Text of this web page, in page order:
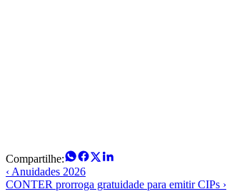
Compartilhe:
‹ Anuidades 2026
CONTER prorroga gratuidade para emitir CIPs ›